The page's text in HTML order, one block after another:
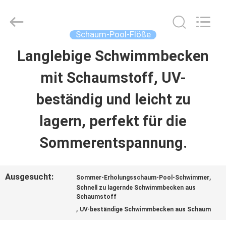
HAUSE
PRODUKTE
UNS
WERKSBESICHTIGUNG
SolidFloat
Industries
Reserved.
Schaum-Pool-Flöße
Langlebige Schwimmbecken
mit Schaumstoff, UV-
beständig und leicht zu
lagern, perfekt für die
Sommerentspannung.
Ausgesucht: Sommer-Erholungsschaum-Pool-Schwimmer,
Schnell zu lagernde Schwimmbecken aus
Schaumstoff
, UV-beständige Schwimmbecken aus Schaum